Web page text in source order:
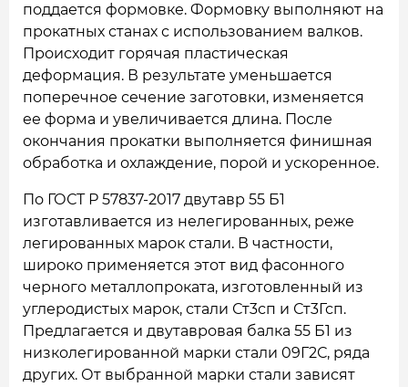
поддается формовке. Формовку выполняют на
прокатных станах с использованием валков.
Происходит горячая пластическая
деформация. В результате уменьшается
поперечное сечение заготовки, изменяется
ее форма и увеличивается длина. После
окончания прокатки выполняется финишная
обработка и охлаждение, порой и ускоренное.
По ГОСТ Р 57837-2017 двутавр 55 Б1
изготавливается из нелегированных, реже
легированных марок стали. В частности,
широко применяется этот вид фасонного
черного металлопроката, изготовленный из
углеродистых марок, стали Ст3сп и Ст3Гсп.
Предлагается и двутавровая балка 55 Б1 из
низколегированной марки стали 09Г2С, ряда
других. От выбранной марки стали зависят